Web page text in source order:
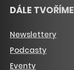
DÁLE TVOŘÍME
Newslettery
Podcasty
Eventy